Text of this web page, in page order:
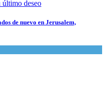
de nuevo en Jerusalem,